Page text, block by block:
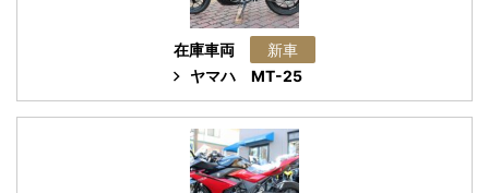
在庫車両
新車
ヤマハMT-25